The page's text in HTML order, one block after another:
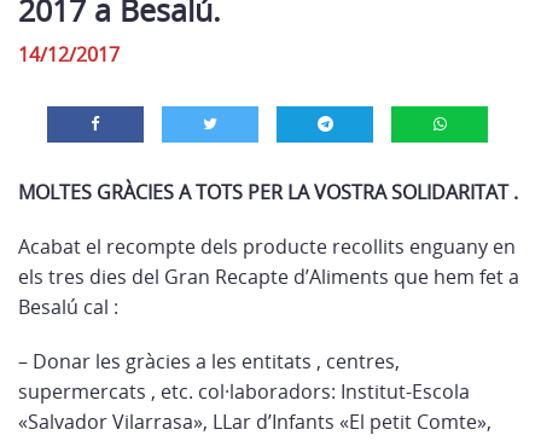
2017 a Besalú.
14/12/2017
MOLTES GRÀCIES A TOTS PER LA VOSTRA SOLIDARITAT .
Acabat el recompte dels producte recollits enguany en
els tres dies del Gran Recapte d’Aliments que hem fet a
Besalú cal :
– Donar les gràcies a les entitats , centres,
supermercats , etc. col·laboradors: Institut-Escola
«Salvador Vilarrasa», LLar d’Infants «El petit Comte»,